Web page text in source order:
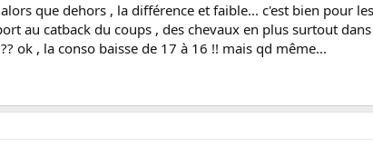
que dehors , la différence et faible... c'est bien pour
au catback du coups , des chevaux en plus surtout
ok , la conso baisse de 17 à 16 !! mais qd même...